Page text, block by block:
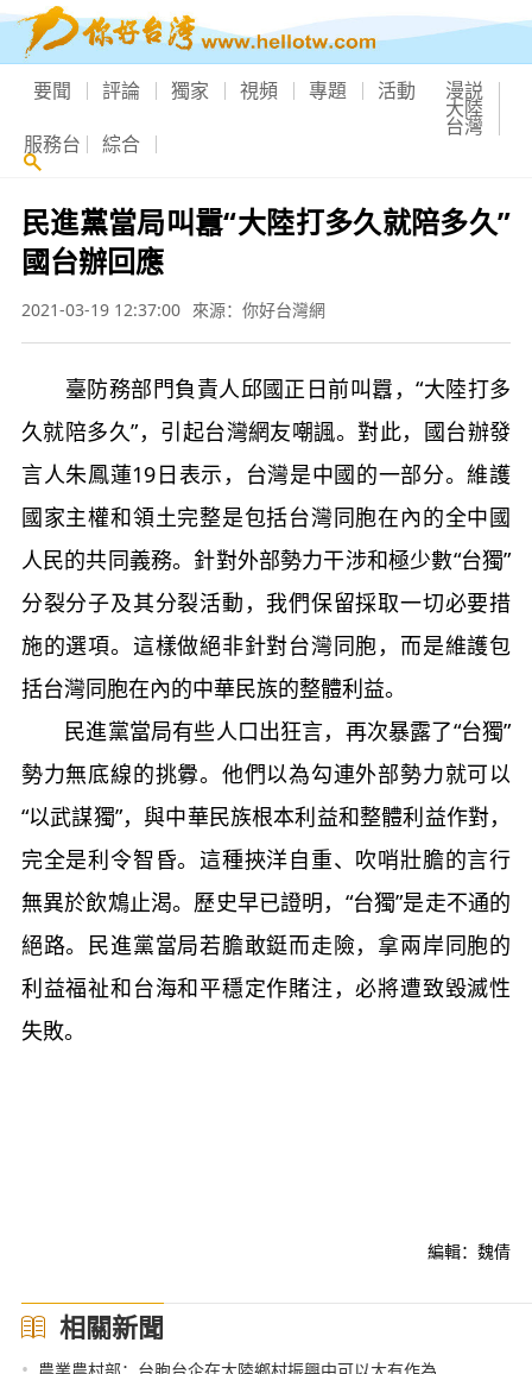
要聞 評論 獨家 視頻 專題 活動 漫説
大陸
台灣
服務台 綜合
民進黨當局叫囂“大陸打多久就陪多久”
國台辦回應
2021-03-19 12:37:00 來源：你好台灣網
臺防務部門負責人邱國正日前叫囂，“大陸打多
久就陪多久”，引起台灣網友嘲諷。對此，國台辦發
言人朱鳳蓮19日表示，台灣是中國的一部分。維護
國家主權和領土完整是包括台灣同胞在內的全中國
人民的共同義務。針對外部勢力干涉和極少數“台獨”
分裂分子及其分裂活動，我們保留採取一切必要措
施的選項。這樣做絕非針對台灣同胞，而是維護包
括台灣同胞在內的中華民族的整體利益。
民進黨當局有些人口出狂言，再次暴露了“台獨”
勢力無底線的挑釁。他們以為勾連外部勢力就可以
“以武謀獨”，與中華民族根本利益和整體利益作對，
完全是利令智昏。這種挾洋自重、吹哨壯膽的言行
無異於飲鴆止渴。歷史早已證明，“台獨”是走不通的
絕路。民進黨當局若膽敢鋌而走險，拿兩岸同胞的
利益福祉和台海和平穩定作賭注，必將遭致毀滅性
失敗。
編輯：魏倩
相關新聞